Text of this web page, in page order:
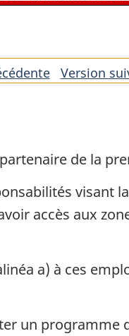
deVersion
de la
visant
accès aux
a) à ces
un programme